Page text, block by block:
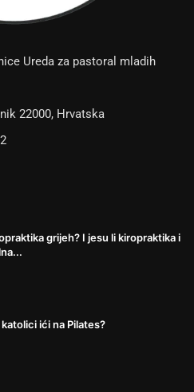
Ureda za pastoral mladih
22000, Hrvatska
grijeh? I jesu li kiropraktika i
ići na Pilates?